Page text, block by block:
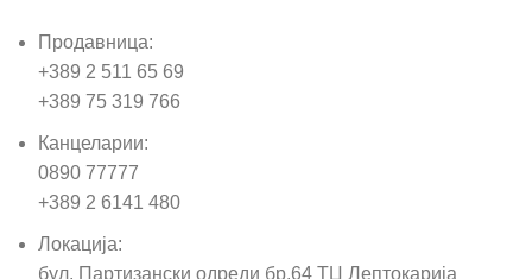
Продавница:
+389 2 511 65 69
+389 75 319 766
Канцеларии:
0890 77777
+389 2 6141 480
Локација:
бул. Партизански одреди бр.64 ТЦ Лептокарија